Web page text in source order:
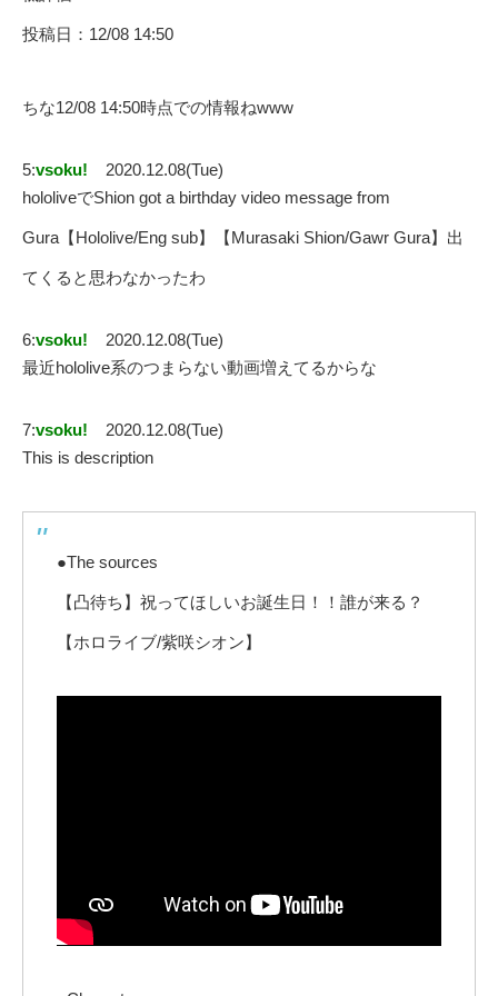
投稿日：12/08 14:50
ちな12/08 14:50時点での情報ねwww
5:vsoku!
2020.12.08(Tue)
hololiveでShion got a birthday video message from
Gura【Hololive/Eng sub】【Murasaki Shion/Gawr Gura】出
てくると思わなかったわ
6:vsoku!
2020.12.08(Tue)
最近hololive系のつまらない動画増えてるからな
7:vsoku!
2020.12.08(Tue)
This is description
●The sources
【凸待ち】祝ってほしいお誕生日！！誰が来る？
【ホロライブ/紫咲シオン】